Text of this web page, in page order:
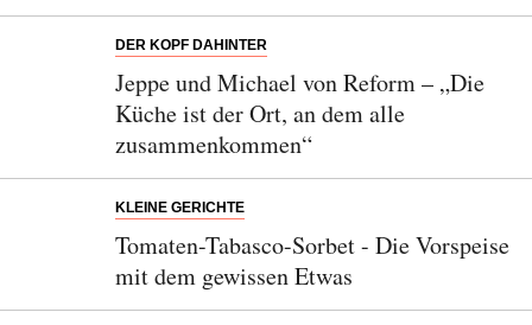
DER KOPF DAHINTER
Jeppe und Michael von Reform – „Die
Küche ist der Ort, an dem alle
zusammenkommen“
KLEINE GERICHTE
Tomaten-Tabasco-Sorbet - Die Vorspeise
mit dem gewissen Etwas